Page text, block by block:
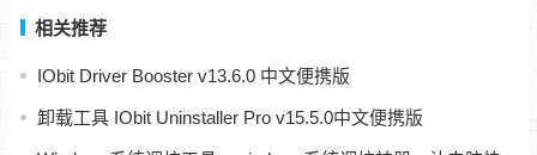
相关推荐
IObit Driver Booster v13.6.0 中文便携版
卸载工具 IObit Uninstaller Pro v15.5.0中文便携版